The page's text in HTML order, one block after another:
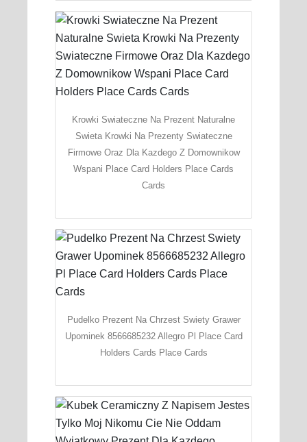
Krowki Swiateczne Na Prezent Naturalne
Swieta Krowki Na Prezenty Swiateczne
Firmowe Oraz Dla Kazdego Z Domownikow
Wspani Place Card Holders Place Cards
Cards
Pudelko Prezent Na Chrzest Swiety Grawer
Upominek 8566685232 Allegro Pl Place Card
Holders Cards Place Cards